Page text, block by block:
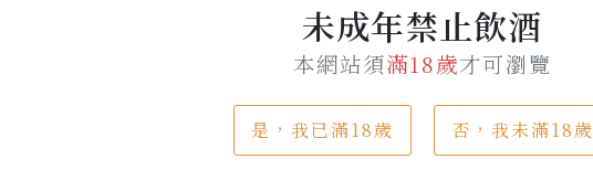
未成年禁止飲酒
本網站須滿18歲才可瀏覽
是，我已滿18歲 否，我未滿18歲